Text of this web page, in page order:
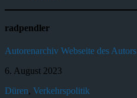
radpendler
Autorenarchiv Webseite des Autors
6. August 2023
Düren, Verkehrspolitik